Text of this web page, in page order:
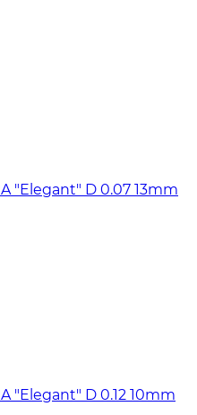
"Elegant" D 0.07 13mm
"Elegant" D 0.12 10mm